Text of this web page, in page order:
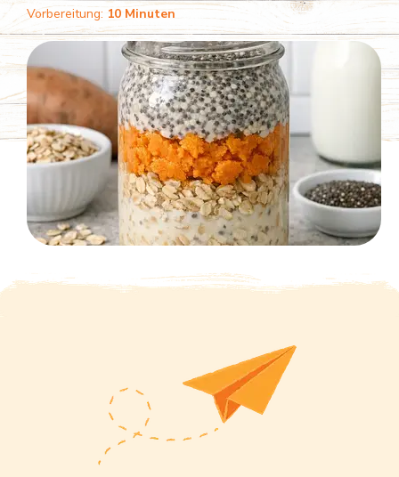
Vorbereitung: 10 Minuten